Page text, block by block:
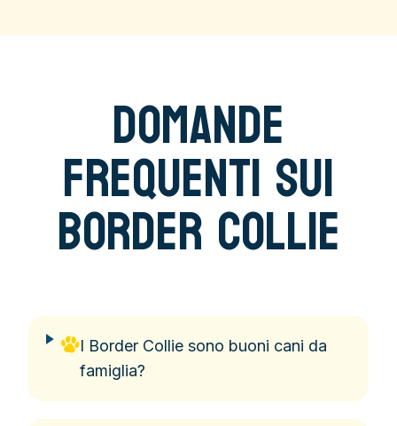
Domande
Frequenti sui
Border Collie
I Border Collie sono buoni cani da
famiglia?